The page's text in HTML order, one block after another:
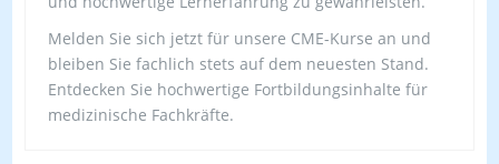
Melden Sie sich jetzt für unsere CME-Kurse an und
bleiben Sie fachlich stets auf dem neuesten Stand.
Entdecken Sie hochwertige Fortbildungsinhalte für
medizinische Fachkräfte.